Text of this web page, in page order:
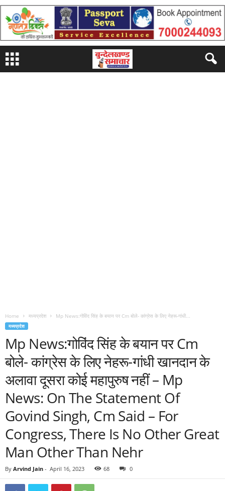
Home मध्यप्रदेश Mp News:गोविंद सिंह के बयान पर Cm बोले- कांग्रेस के लिए नेहरू-गांधी...
मध्यप्रदेश
Mp News:गोविंद सिंह के बयान पर Cm
बोले- कांग्रेस के लिए नेहरू-गांधी खानदान के
अलावा दूसरा कोई महापुरुष नहीं – Mp
News: On The Statement Of
Govind Singh, Cm Said – For
Congress, There Is No Other Great
Man Other Than Nehr
By Arvind Jain - April 16, 2023 68 0